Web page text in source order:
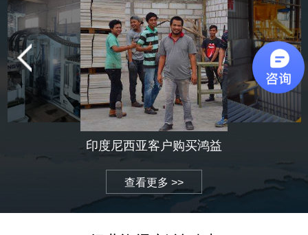
印度尼西亚客户购买鸿益
立式轻质墙板生产线
查看更多 >>